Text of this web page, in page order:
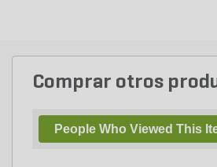
Comprar otros
People Who Viewed This